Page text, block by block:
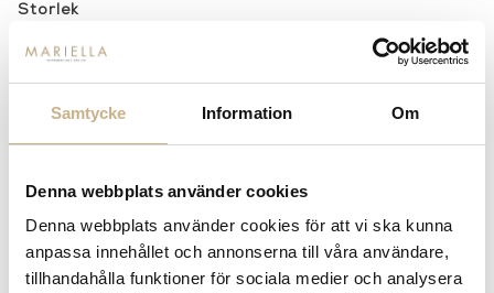
Samtycke Information Om
Denna webbplats använder cookies
Denna webbplats använder cookies för att vi ska kunna
anpassa innehållet och annonserna till våra användare,
tillhandahålla funktioner för sociala medier och analysera
Storlek
Nessino small
Leverans inom 3-5 arbetsdagar på lagervaror
Få
nyhetsbrev